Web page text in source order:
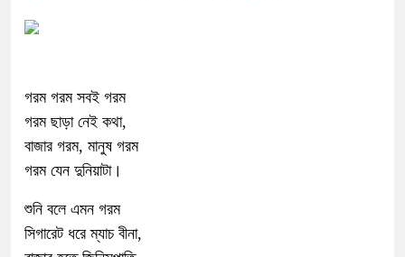
গরম গরম সবই গরম
গরম ছাড়া নেই কথা,
বাজার গরম, মানুষ গরম
গরম যেন দুনিয়াটা।
শুনি বলে এমন গরম
সিগারেট ধরে ম্যাচ বীনা,